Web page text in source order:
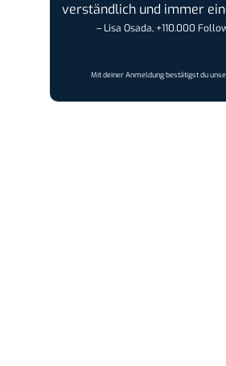
verständlich und immer
– Lisa Osada, +110.000
Mit deiner Anmeldung bestätigst du